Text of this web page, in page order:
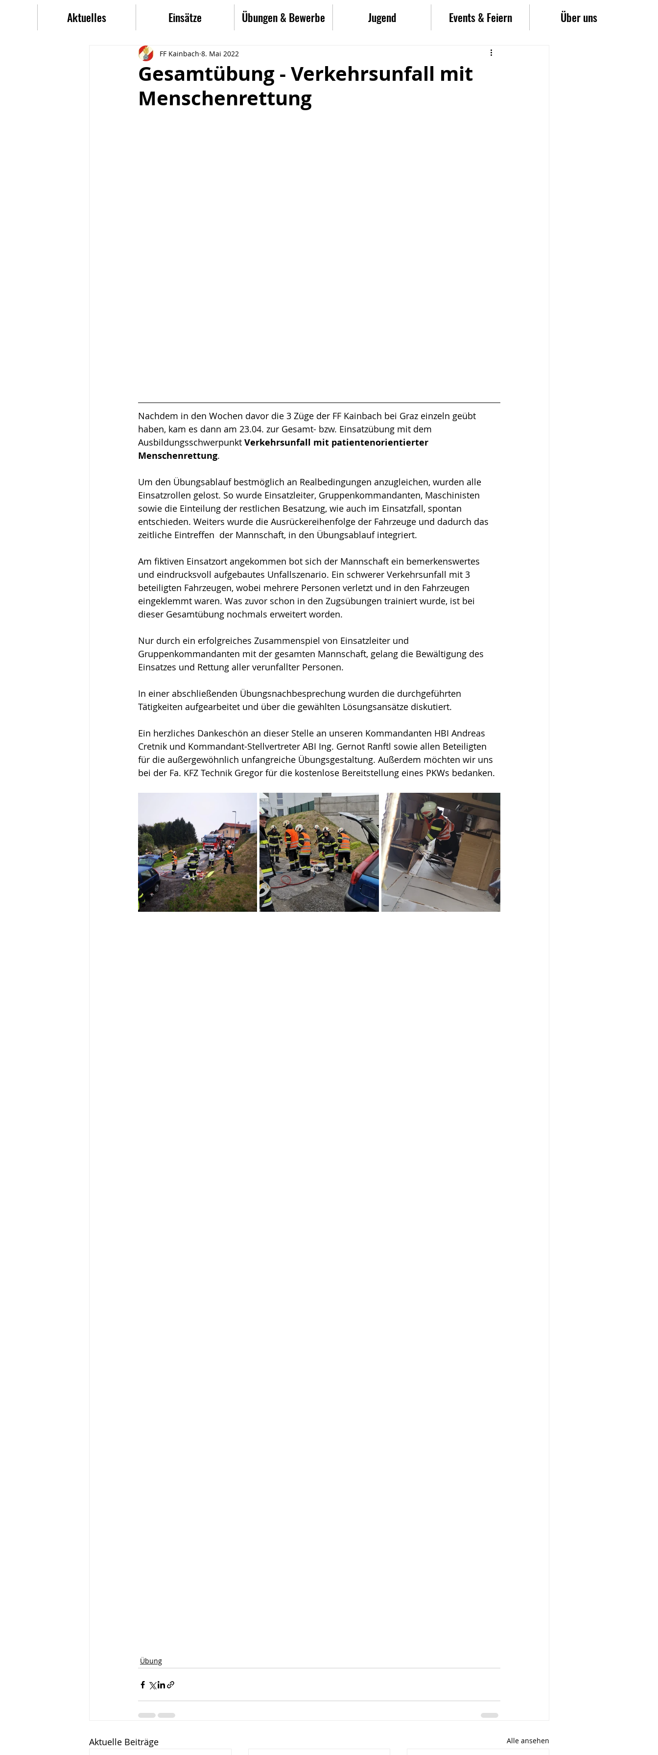
Aktuelles Einsätze Übungen & Bewerbe Jugend Events & Feiern Über uns
Gesamtübung - Verkehrsunfall mit
Menschenrettung
FF Kainbach 8. Mai 2022
Nachdem in den Wochen davor die 3 Züge der FF Kainbach bei Graz einzeln geübt
haben, kam es dann am 23.04. zur Gesamt- bzw. Einsatzübung mit dem
Ausbildungsschwerpunkt Verkehrsunfall mit patientenorientierter
Menschenrettung.
Um den Übungsablauf bestmöglich an Realbedingungen anzugleichen, wurden alle
Einsatzrollen gelost. So wurde Einsatzleiter, Gruppenkommandanten, Maschinisten
sowie die Einteilung der restlichen Besatzung, wie auch im Einsatzfall, spontan
entschieden. Weiters wurde die Ausrückereihenfolge der Fahrzeuge und dadurch das
zeitliche Eintreffen  der Mannschaft, in den Übungsablauf integriert.
Am fiktiven Einsatzort angekommen bot sich der Mannschaft ein bemerkenswertes
und eindrucksvoll aufgebautes Unfallszenario. Ein schwerer Verkehrsunfall mit 3
beteiligten Fahrzeugen, wobei mehrere Personen verletzt und in den Fahrzeugen
eingeklemmt waren. Was zuvor schon in den Zugsübungen trainiert wurde, ist bei
dieser Gesamtübung nochmals erweitert worden.
Nur durch ein erfolgreiches Zusammenspiel von Einsatzleiter und
Gruppenkommandanten mit der gesamten Mannschaft, gelang die Bewältigung des
Einsatzes und Rettung aller verunfallter Personen.
In einer abschließenden Übungsnachbesprechung wurden die durchgeführten
Tätigkeiten aufgearbeitet und über die gewählten Lösungsansätze diskutiert.
Ein herzliches Dankeschön an dieser Stelle an unseren Kommandanten HBI Andreas
Cretnik und Kommandant-Stellvertreter ABI Ing. Gernot Ranftl sowie allen Beteiligten
für die außergewöhnlich unfangreiche Übungsgestaltung. Außerdem möchten wir uns
bei der Fa. KFZ Technik Gregor für die kostenlose Bereitstellung eines PKWs bedanken.
Übung
Aktuelle Beiträge Alle ansehen